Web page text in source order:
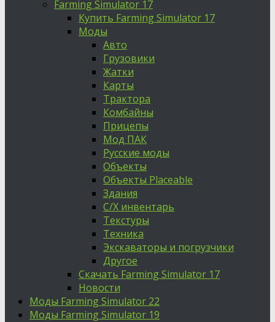
Farming Simulator 17
Купить Farming Simulator 17
Моды
Авто
Грузовики
Жатки
Карты
Трактора
Комбайны
Прицепы
Мод ПАК
Русские моды
Объекты
Объекты Placeable
Здания
С/Х инвентарь
Текстуры
Техника
Экскаваторы и погрузчики
Другое
Скачать Farming Simulator 17
Новости
Моды Farming Simulator 22
Моды Farming Simulator 19